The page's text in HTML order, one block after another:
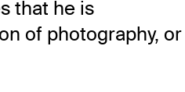
that he is
of photography, or